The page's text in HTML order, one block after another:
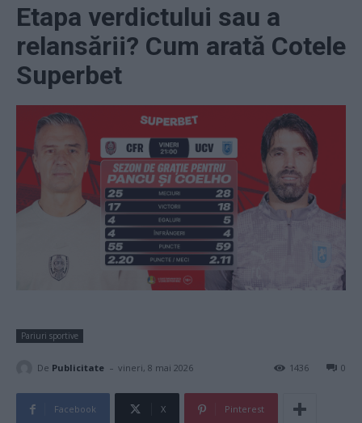
Etapa verdictului sau a
relansării? Cum arată Cotele
Superbet
Pariuri sportive
De Publicitate - vineri, 8 mai 2026 0
1436
Facebook X Pinterest